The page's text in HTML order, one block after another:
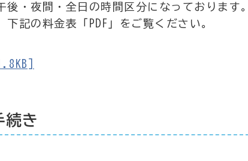
後・夜間・全日の時間区分になっております。
記の料金表「PDF」をご覧ください。
続き